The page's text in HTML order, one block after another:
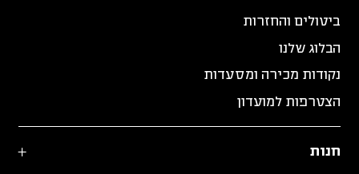
ביטולים והחזרות
הבלוג שלנו
נקודות מכירה ומסעדות
הצטרפות למועדון
חנות